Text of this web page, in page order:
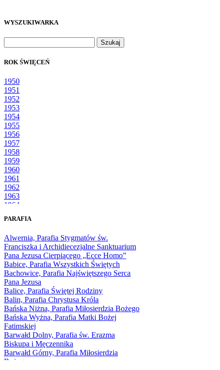
WYSZUKIWARKA
ROK ŚWIĘCEŃ
1950
1951
1952
1953
1954
1955
1956
1957
1958
1959
1960
1961
1962
1963
1964
1966
1968
1969
1970
1971
1972
1973
1974
1975
1976
1977
1978
1979
1980
1981
PARAFIA
Alwernia, Parafia Stygmatów św.
Franciszka i Archidiecezjalne Sanktuarium
Pana Jezusa Cierpiącego „Ecce Homo”
Babice, Parafia Wszystkich Świętych
Bachowice, Parafia Najświętszego Serca
Pana Jezusa
Balice, Parafia Świętej Rodziny
Balin, Parafia Chrystusa Króla
Bańska Niżna, Parafia Miłosierdzia Bożego
Bańska Wyżna, Parafia Matki Bożej
Fatimskiej
Barwałd Dolny, Parafia św. Erazma
Biskupa i Męczennika
Barwałd Górny, Parafia Miłosierdzia
Bożego